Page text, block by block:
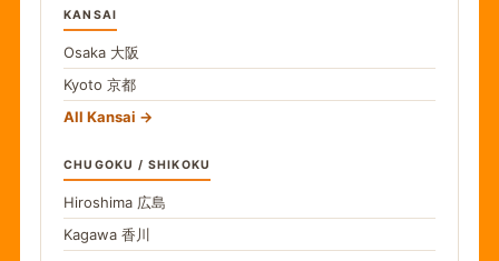
KANSAI
Osaka 大阪
Kyoto 京都
All Kansai
CHUGOKU / SHIKOKU
Hiroshima 広島
Kagawa 香川